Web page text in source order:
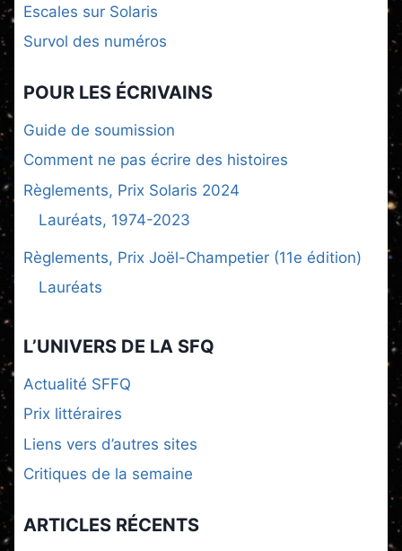
Escales sur Solaris
Survol des numéros
POUR LES ÉCRIVAINS
Guide de soumission
Comment ne pas écrire des histoires
Règlements, Prix Solaris 2024
Lauréats, 1974-2023
Règlements, Prix Joël-Champetier (11e édition)
Lauréats
L’UNIVERS DE LA SFQ
Actualité SFFQ
Prix littéraires
Liens vers d’autres sites
Critiques de la semaine
ARTICLES RÉCENTS